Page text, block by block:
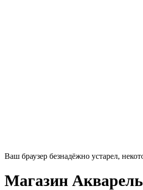
Ваш браузер безнадёжно устарел,
Магазин